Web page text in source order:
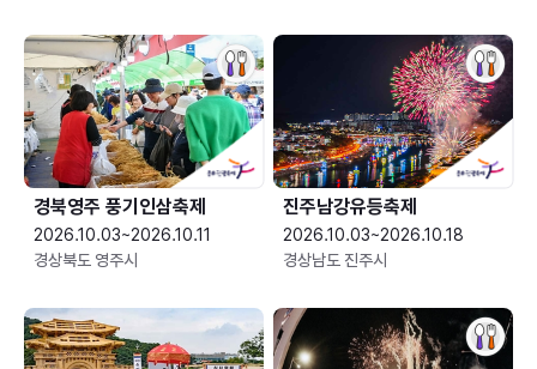
경북영주 풍기인삼축제
2026.10.03~2026.10.11
경상북도 영주시
진주남강유등축제
2026.10.03~2026.10.18
경상남도 진주시